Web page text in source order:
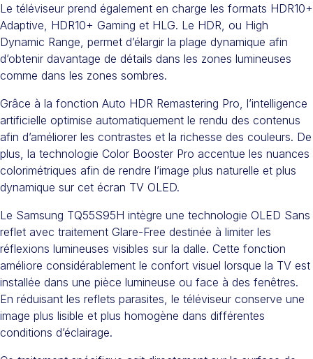
Le téléviseur prend également en charge les formats HDR10+
Adaptive, HDR10+ Gaming et HLG. Le HDR, ou High
Dynamic Range, permet d’élargir la plage dynamique afin
d’obtenir davantage de détails dans les zones lumineuses
comme dans les zones sombres.
Grâce à la fonction Auto HDR Remastering Pro, l’intelligence
artificielle optimise automatiquement le rendu des contenus
afin d’améliorer les contrastes et la richesse des couleurs. De
plus, la technologie Color Booster Pro accentue les nuances
colorimétriques afin de rendre l’image plus naturelle et plus
dynamique sur cet écran TV OLED.
Le Samsung TQ55S95H intègre une technologie OLED Sans
reflet avec traitement Glare-Free destinée à limiter les
réflexions lumineuses visibles sur la dalle. Cette fonction
améliore considérablement le confort visuel lorsque la TV est
installée dans une pièce lumineuse ou face à des fenêtres.
En réduisant les reflets parasites, le téléviseur conserve une
image plus lisible et plus homogène dans différentes
conditions d’éclairage.